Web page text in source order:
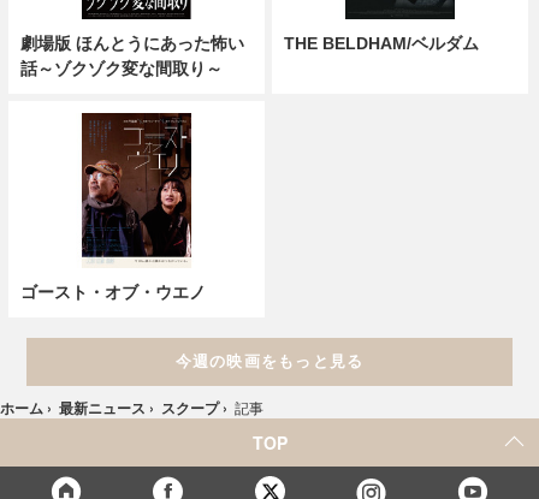
劇場版 ほんとうにあった怖い
話～ゾクゾク変な間取り～
THE BELDHAM/ベルダム
ゴースト・オブ・ウエノ
今週の映画をもっと見る
ホーム › 最新ニュース › スクープ › 記事
TOP